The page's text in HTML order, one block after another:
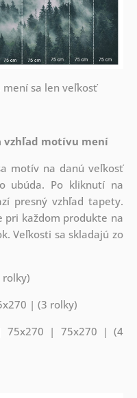
sa len veľkosť
vzhľad motívu mení
motív na danú veľkosť
ubúda. Po kliknutí na
presný vzhľad tapety.
pri každom produkte na
Veľkosti sa skladajú zo
| (3 rolky)
75x270 | 75x270 | (4